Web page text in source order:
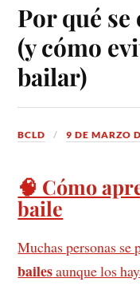
Por qué
(y cómo
bailar)
BCLD 9 DE MARZO
🧠 Cómo
baile
Muchas personas se
bailesaunque los